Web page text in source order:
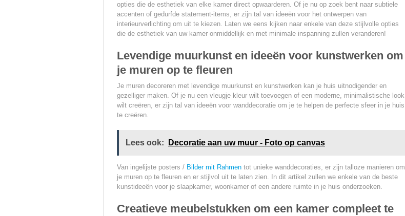
opties die de esthetiek van elke kamer direct opwaarderen. Of je nu op zoek bent naar subtiele
accenten of gedurfde statement-items, er zijn tal van ideeën voor het ontwerpen van
interieurverlichting om uit te kiezen. Laten we eens kijken naar enkele van deze stijlvolle opties
die de esthetiek van uw kamer onmiddellijk en met minimale inspanning zullen veranderen!
Levendige muurkunst en ideeën voor kunstwerken om
je muren op te fleuren
Je muren decoreren met levendige muurkunst en kunstwerken kan je huis uitnodigender en
gezelliger maken. Of je nu een vleugje kleur wilt toevoegen of een moderne, minimalistische look
wilt creëren, er zijn tal van ideeën voor wanddecoratie om je te helpen de perfecte sfeer in je huis
te creëren.
Lees ook: Decoratie aan uw muur - Foto op canvas
Van ingelijste posters / Bilder mit Rahmen tot unieke wanddecoraties, er zijn talloze manieren om
je muren op te fleuren en er stijlvol uit te laten zien. In dit artikel zullen we enkele van de beste
kunstideeën voor je slaapkamer, woonkamer of een andere ruimte in je huis onderzoeken.
Creatieve meubelstukken om een kamer compleet te